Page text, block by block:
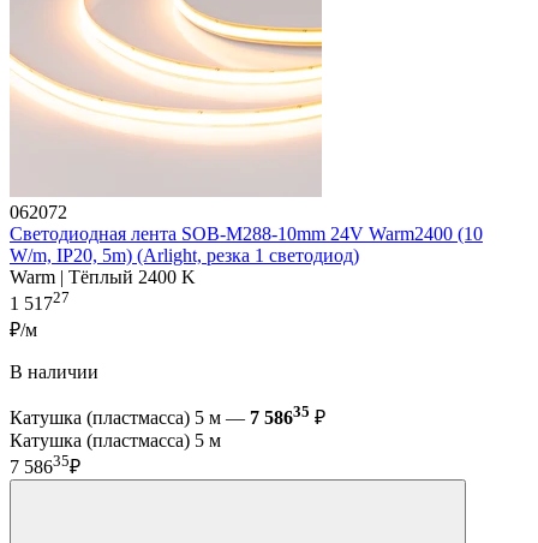
062072
Светодиодная лента SOB-M288-10mm 24V Warm2400 (10
W/m, IP20, 5m) (Arlight, резка 1 светодиод)
Warm | Тёплый 2400 K
1 51727
₽/м
В наличии
Катушка (пластмасса) 5 м — 7 58635 ₽
Катушка (пластмасса) 5 м
7 58635₽